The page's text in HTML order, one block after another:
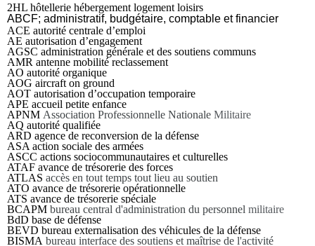
2HL hôtellerie hébergement logement loisirs
ABCF; administratif, budgétaire, comptable et financier
ACE autorité centrale d’emploi
AE autorisation d’engagement
AGSC administration générale et des soutiens communs
AMR antenne mobilité reclassement
AO autorité organique
AOG aircraft on ground
AOT autorisation d’occupation temporaire
APE accueil petite enfance
APNM Association Professionnelle Nationale Militaire
AQ autorité qualifiée
ARD agence de reconversion de la défense
ASA action sociale des armées
ASCC actions sociocommunautaires et culturelles
ATAF avance de trésorerie des forces
ATLAS accès en tout temps tout lieu au soutien
ATO avance de trésorerie opérationnelle
ATS avance de trésorerie spéciale
BCAPM bureau central d'administration du personnel militaire
BdD base de défense
BEVD bureau externalisation des véhicules de la défense
BISMA bureau interface des soutiens et maîtrise de l'activité